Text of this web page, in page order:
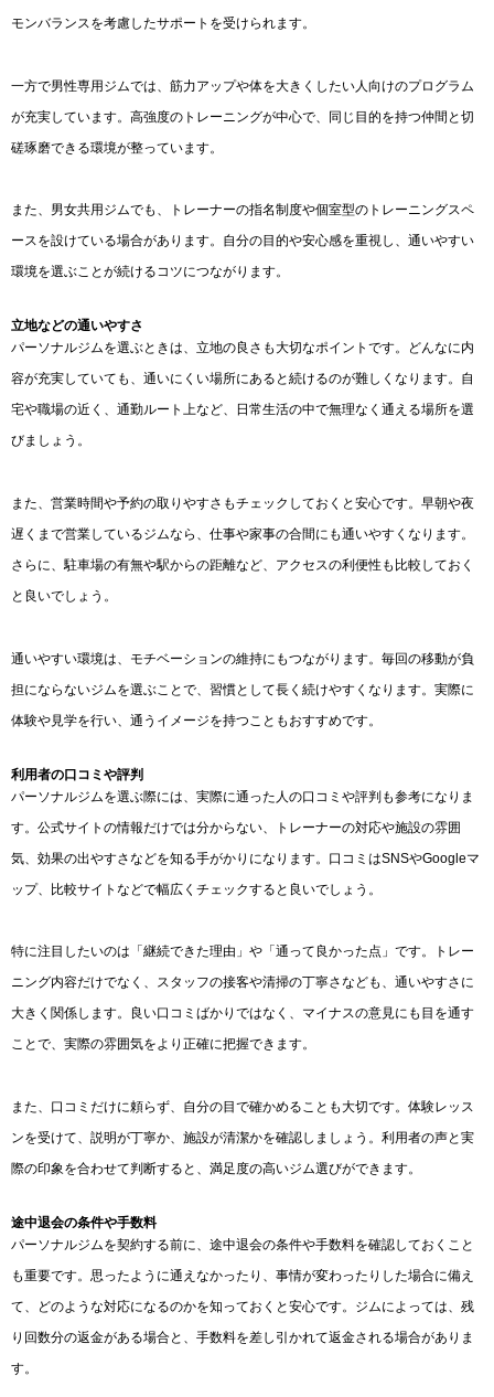
モンバランスを考慮したサポートを受けられます。
一方で男性専用ジムでは、筋力アップや体を大きくしたい人向けのプログラム
が充実しています。高強度のトレーニングが中心で、同じ目的を持つ仲間と切
磋琢磨できる環境が整っています。
また、男女共用ジムでも、トレーナーの指名制度や個室型のトレーニングスペ
ースを設けている場合があります。自分の目的や安心感を重視し、通いやすい
環境を選ぶことが続けるコツにつながります。
立地などの通いやすさ
パーソナルジムを選ぶときは、立地の良さも大切なポイントです。どんなに内
容が充実していても、通いにくい場所にあると続けるのが難しくなります。自
宅や職場の近く、通勤ルート上など、日常生活の中で無理なく通える場所を選
びましょう。
また、営業時間や予約の取りやすさもチェックしておくと安心です。早朝や夜
遅くまで営業しているジムなら、仕事や家事の合間にも通いやすくなります。
さらに、駐車場の有無や駅からの距離など、アクセスの利便性も比較しておく
と良いでしょう。
通いやすい環境は、モチベーションの維持にもつながります。毎回の移動が負
担にならないジムを選ぶことで、習慣として長く続けやすくなります。実際に
体験や見学を行い、通うイメージを持つこともおすすめです。
利用者の口コミや評判
パーソナルジムを選ぶ際には、実際に通った人の口コミや評判も参考になりま
す。公式サイトの情報だけでは分からない、トレーナーの対応や施設の雰囲
気、効果の出やすさなどを知る手がかりになります。口コミはSNSやGoogleマ
ップ、比較サイトなどで幅広くチェックすると良いでしょう。
特に注目したいのは「継続できた理由」や「通って良かった点」です。トレー
ニング内容だけでなく、スタッフの接客や清掃の丁寧さなども、通いやすさに
大きく関係します。良い口コミばかりではなく、マイナスの意見にも目を通す
ことで、実際の雰囲気をより正確に把握できます。
また、口コミだけに頼らず、自分の目で確かめることも大切です。体験レッス
ンを受けて、説明が丁寧か、施設が清潔かを確認しましょう。利用者の声と実
際の印象を合わせて判断すると、満足度の高いジム選びができます。
途中退会の条件や手数料
パーソナルジムを契約する前に、途中退会の条件や手数料を確認しておくこと
も重要です。思ったように通えなかったり、事情が変わったりした場合に備え
て、どのような対応になるのかを知っておくと安心です。ジムによっては、残
り回数分の返金がある場合と、手数料を差し引かれて返金される場合がありま
す。